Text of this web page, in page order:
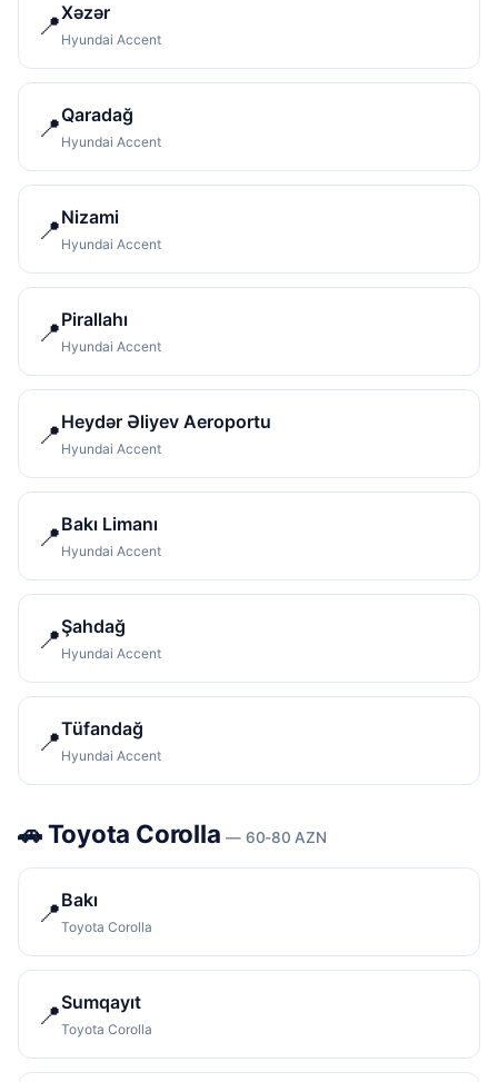
📍Xəzər
Hyundai Accent
📍Qaradağ
Hyundai Accent
📍Nizami
Hyundai Accent
📍Pirallahı
Hyundai Accent
📍Heydər Əliyev Aeroportu
Hyundai Accent
📍Bakı Limanı
Hyundai Accent
📍Şahdağ
Hyundai Accent
📍Tüfandağ
Hyundai Accent
🚗 Toyota Corolla— 60-80 AZN
📍Bakı
Toyota Corolla
📍Sumqayıt
Toyota Corolla